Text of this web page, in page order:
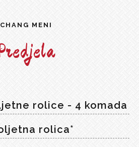
CHANG MENI
rolice - 4 komada
rolica*